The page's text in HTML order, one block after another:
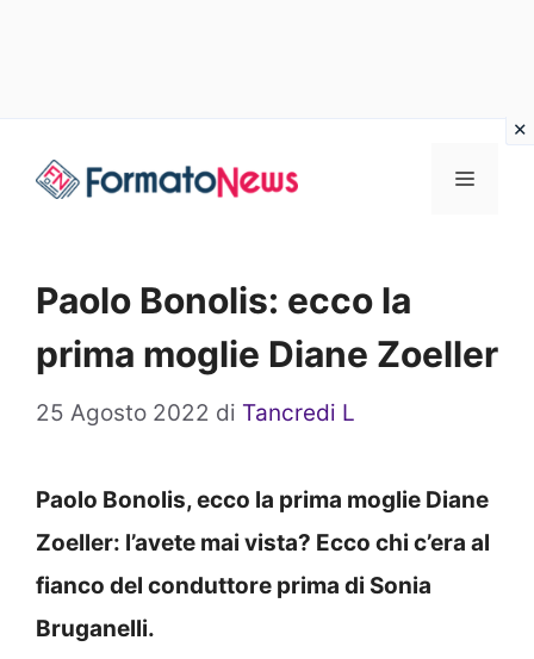
Menu
Paolo Bonolis: ecco la
prima moglie Diane Zoeller
25 Agosto 2022 di Tancredi L
Paolo Bonolis, ecco la prima moglie Diane
Zoeller: l’avete mai vista? Ecco chi c’era al
fianco del conduttore prima di Sonia
Bruganelli.